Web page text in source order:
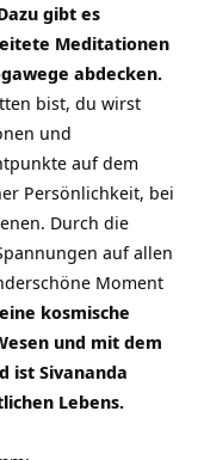
gibt es
Meditationen
abdecken.
bist, du wirst
und
auf dem
Persönlichkeit, bei
Durch die
auf allen
Moment
kosmische
und mit dem
ist Sivananda
Lebens.